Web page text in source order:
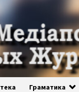
Граматика